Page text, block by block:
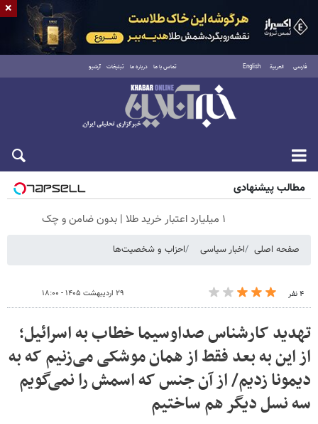
فارسی العربية English تماس با ما درباره ما تبلیغات آرشیو
جمعه ۱۶ مرداد ۱۴۰۵
مطالب پیشنهادی
۱ میلیارد اعتبار خرید طلا | بدون ضامن و چک
صفحه اصلی اخبار سیاسی احزاب و شخصیت‌ها
۴ نفر ۲۹ اردیبهشت ۱۴۰۵ - ۱۸:۰۰
تهدید کارشناس صداوسیما خطاب به اسرائیل؛
از این به بعد فقط از همان موشکی می‌زنیم که به
دیمونا زدیم/ از آن جنس که اسمش را نمی‌گویم
سه نسل دیگر هم ساختیم
×